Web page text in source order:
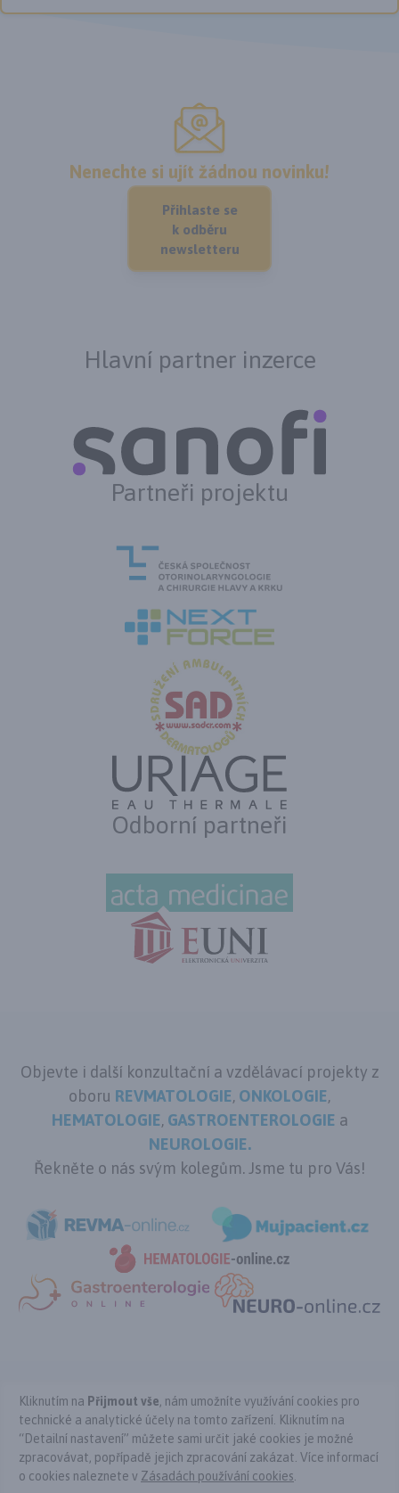
Nenechte si ujít žádnou novinku!
Přihlaste se
k odběru
newsletteru
Hlavní partner inzerce
Partneři projektu
Odborní partneři
Objevte i další konzultační a vzdělávací projekty z
oboru REVMATOLOGIE, ONKOLOGIE,
HEMATOLOGIE, GASTROENTEROLOGIE a
NEUROLOGIE.
Řekněte o nás svým kolegům. Jsme tu pro Vás!
Kontakt Podmínky použití
Ochrana osobních údajů
Cookies
Nastavení cookies
Copyright © Atopie-online-mezioborove.cz 2026
Powered by Pears Health Cyber Europe, s.r.o. All Rights Reserved.
Kliknutím na Přijmout vše , nám umožníte využívání cookies pro
technické a analytické účely na tomto zařízení. Kliknutím na
“Detailní nastavení” můžete sami určit jaké cookies je možné
zpracovávat, popřípadě jejich zpracování zakázat. Více informací
o cookies naleznete v Zásadách používání cookies